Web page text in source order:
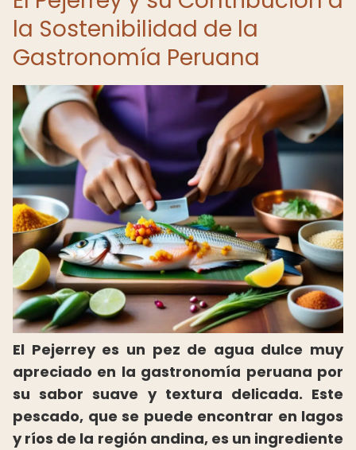
la Sostenibilidad de la
Gastronomía Peruana
El Pejerrey es un pez de agua dulce muy
apreciado en la gastronomía peruana por
su sabor suave y textura delicada. Este
pescado, que se puede encontrar en lagos
y ríos de la región andina, es un ingrediente